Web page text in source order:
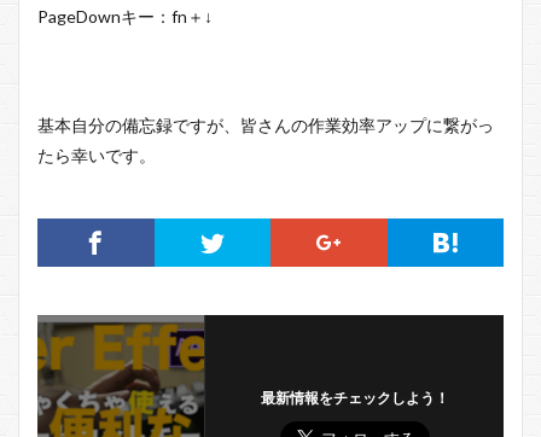
PageDownキー： fn ＋ ↓
基本自分の備忘録ですが、皆さんの作業効率アップに繋がっ
たら幸いです。
最新情報をチェックしよう！